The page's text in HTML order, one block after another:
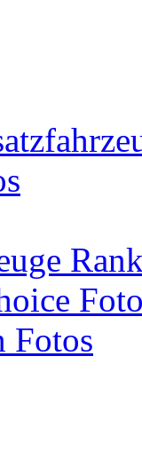
Fotos